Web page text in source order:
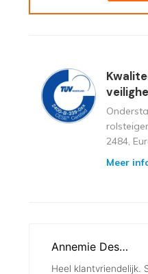
2484,
Meer